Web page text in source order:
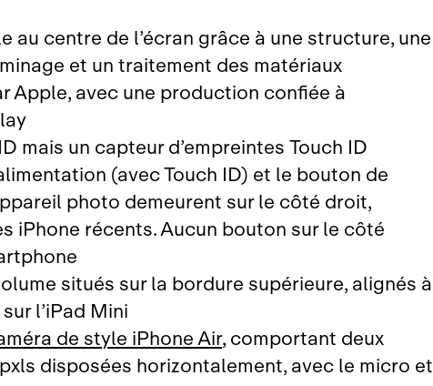
au centre de l’écran grâce à une structure, une
et un traitement des matériaux
Apple, avec une production confiée à
mais un capteur d’empreintes Touch ID
(avec Touch ID) et le bouton de
photo demeurent sur le côté droit,
iPhone récents. Aucun bouton sur le côté
situés sur la bordure supérieure, alignés à
l’iPad Mini
de style iPhone Air, comportant deux
disposées horizontalement, avec le micro et